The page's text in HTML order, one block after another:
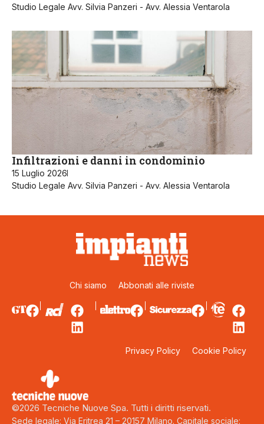
Studio Legale Avv. Silvia Panzeri - Avv. Alessia Ventarola
Infiltrazioni e danni in condominio
15 Luglio 2026
Studio Legale Avv. Silvia Panzeri - Avv. Alessia Ventarola
Chi siamo Abbonati alle riviste
Privacy Policy Cookie Policy
©2026 Tecniche Nuove Spa. Tutti i diritti riservati.
Sede legale: Via Eritrea 21 – 20157 Milano. Capitale sociale: